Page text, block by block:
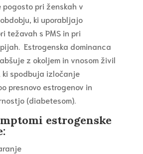
pogosto pri ženskah v
ki uporabljajo
težavah s PMS in pri
Estrogenska dominanca
z okoljem in vnosom živil
ki spodbuja izločanje
presnovo estrogenov in
(diabetesom).
estrogenske